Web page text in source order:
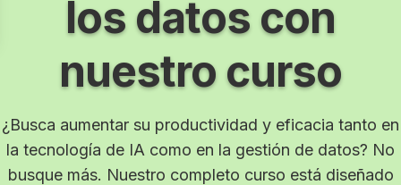
los datos con
nuestro curso
¿Busca aumentar su productividad y eficacia tanto en
la tecnología de IA como en la gestión de datos? No
busque más. Nuestro completo curso está diseñado